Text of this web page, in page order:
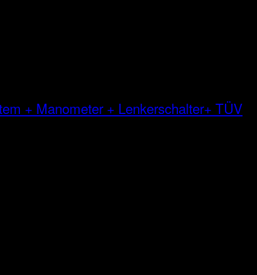
+ Manometer + Lenkerschalter+ TÜV